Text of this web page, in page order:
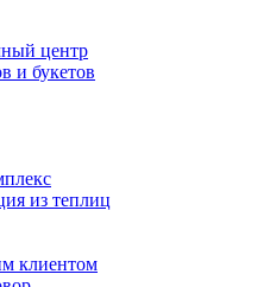
центр
и букетов
из теплиц
клиентом